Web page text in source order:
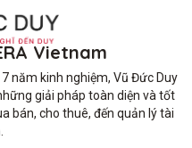
Vietnam
năm kinh nghiệm, Vũ Đức Duy
giải pháp toàn diện và tốt
bán, cho thuê, đến quản lý tài